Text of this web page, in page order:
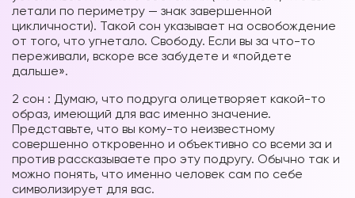
летали по периметру — знак завершенной
цикличности). Такой сон указывает на освобождение
от того, что угнетало. Свободу. Если вы за что-то
переживали, вскоре все забудете и «пойдете
дальше».
2 сон : Думаю, что подруга олицетворяет какой-то
образ, имеющий для вас именно значение.
Представьте, что вы кому-то неизвестному
совершенно откровенно и объективно со всеми за и
против рассказываете про эту подругу. Обычно так и
можно понять, что именно человек сам по себе
символизирует для вас.